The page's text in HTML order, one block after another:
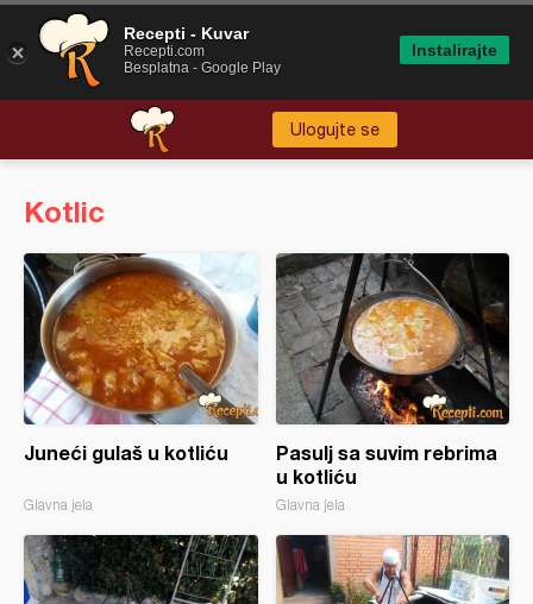
Ulogujte se
Kotlic
Juneći gulaš u kotliću
Glavna jela
Pasulj sa suvim rebrima
u kotliću
Glavna jela
Recepti - Kuvar
Recepti.com
Besplatna - Google Play
Instalirajte